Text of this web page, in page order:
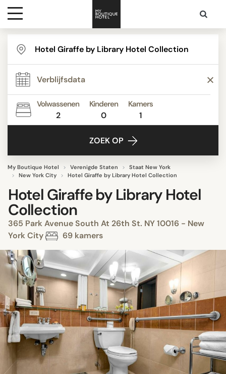
Bestemmingen
Hoteltypes
Contact
Volwassenen
2
Kinderen
0
Kamers
1
ZOEK OP
My Boutique Hotel Verenigde Staten
Staat New York
New York City
Hotel Giraffe by Library Hotel Collection
Hotel Giraffe by Library Hotel
Collection
365 Park Avenue South At 26th St. NY 10016 - New
York City
69 kamers